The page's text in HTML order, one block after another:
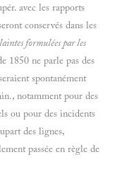
avec les rapports
conservés dans les
formulées par les
1850 ne parle pas des
spontanément
notamment pour des
ou pour des incidents
des lignes,
passée en règle de